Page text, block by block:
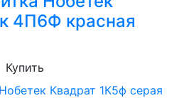
4П6Ф красная
Купить